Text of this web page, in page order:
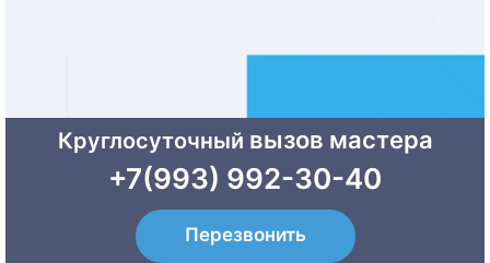
Круглосуточный вызов мастера
+7(993) 992-30-40
Перезвонить